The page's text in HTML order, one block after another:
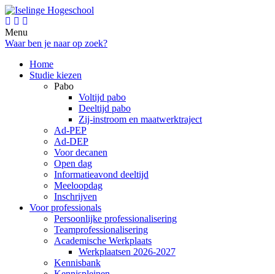
Menu
Waar ben je naar op zoek?
Home
Studie kiezen
Pabo
Voltijd pabo
Deeltijd pabo
Zij-instroom en maatwerktraject
Ad-PEP
Ad-DEP
Voor decanen
Open dag
Informatieavond deeltijd
Meeloopdag
Inschrijven
Voor professionals
Persoonlijke professionalisering
Teamprofessionalisering
Academische Werkplaats
Werkplaatsen 2026-2027
Kennisbank